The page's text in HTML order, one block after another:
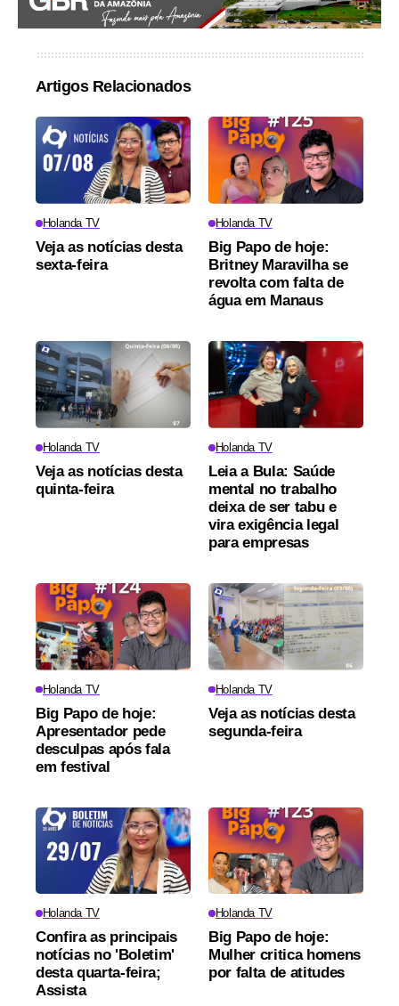
Artigos Relacionados
Holanda TV
Veja as notícias desta
sexta-feira
Holanda TV
Big Papo de hoje:
Britney Maravilha se
revolta com falta de
água em Manaus
Holanda TV
Veja as notícias desta
quinta-feira
Holanda TV
Leia a Bula: Saúde
mental no trabalho
deixa de ser tabu e
vira exigência legal
para empresas
Holanda TV
Big Papo de hoje:
Apresentador pede
desculpas após fala
em festival
Holanda TV
Veja as notícias desta
segunda-feira
Holanda TV
Confira as principais
notícias no 'Boletim'
desta quarta-feira;
Assista
Holanda TV
Big Papo de hoje:
Mulher critica homens
por falta de atitudes